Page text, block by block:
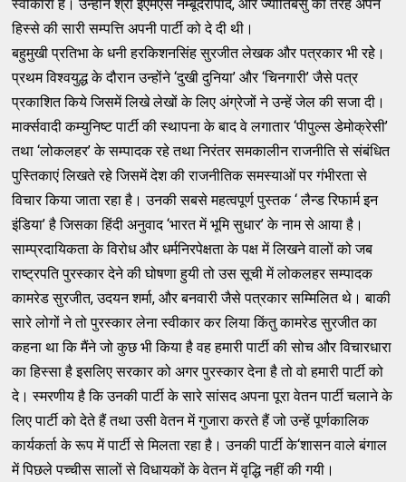
स्वीकारा है। उन्होंने श्री ईएमएस नम्बूदरीपाद, और ज्योतिबसु की तरह अपने
हिस्से की सारी सम्पत्ति अपनी पार्टी को दे दी थी।
बहुमुखी प्रतिभा के धनी हरकिशनसिंह सुरजीत लेखक और पत्रकार भी रहेे।
प्रथम विश्वयुद्ध के दौरान उन्होंने ‘दुखी दुनिया’ और ‘चिनगारी’ जैसे पत्र
प्रकाशित किये जिसमें लिखे लेखों के लिए अंग्रेजों ने उन्हें जेल की सजा दी।
मार्क्सवादी कम्युनिष्ट पार्टी की स्थापना के बाद वे लगातार ‘पीपुल्स डेमोक्रेसी’
तथा ‘लोकलहर’ के सम्पादक रहे तथा निरंतर समकालीन राजनीति से संबंधित
पुस्तिकाएं लिखते रहे जिसमें देश की राजनीतिक समस्याओं पर गंभीरता से
विचार किया जाता रहा है। उनकी सबसे महत्वपूर्ण पुस्तक ‘ लैन्ड रिफार्म इन
इंडिया’ है जिसका हिंदी अनुवाद ‘भारत में भूमि सुधार’ के नाम से आया है।
साम्प्रदायिकता के विरोध और धर्मनिरपेक्षता के पक्ष में लिखने वालों को जब
राष्ट्रपति पुरस्कार देने की घोषणा हुयी तो उस सूची में लोकलहर सम्पादक
कामरेड सुरजीत, उदयन शर्मा, और बनवारी जैसे पत्रकार सम्मिलित थे। बाकी
सारे लोगों ने तो पुरस्कार लेना स्वीकार कर लिया किंतु कामरेड सुरजीत का
कहना था कि मैंने जो कुछ भी किया है वह हमारी पार्टी की सोच और विचारधारा
का हिस्सा है इसलिए सरकार को अगर पुरस्कार देना है तो वो हमारी पार्टी को
दे। स्मरणीय है कि उनकी पार्टी के सारे सांसद अपना पूरा वेतन पार्टी चलाने के
लिए पार्टी को देते हैं तथा उसी वेतन में गुजारा करते हैं जो उन्हें पूर्णकालिक
कार्यकर्ता के रूप में पार्टी से मिलता रहा है। उनकी पार्टी के‘शासन वाले बंगाल
में पिछले पच्चीस सालों से विधायकों के वेतन में वृद्धि नहीं की गयी।